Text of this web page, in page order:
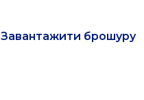
Завантажити брошуру